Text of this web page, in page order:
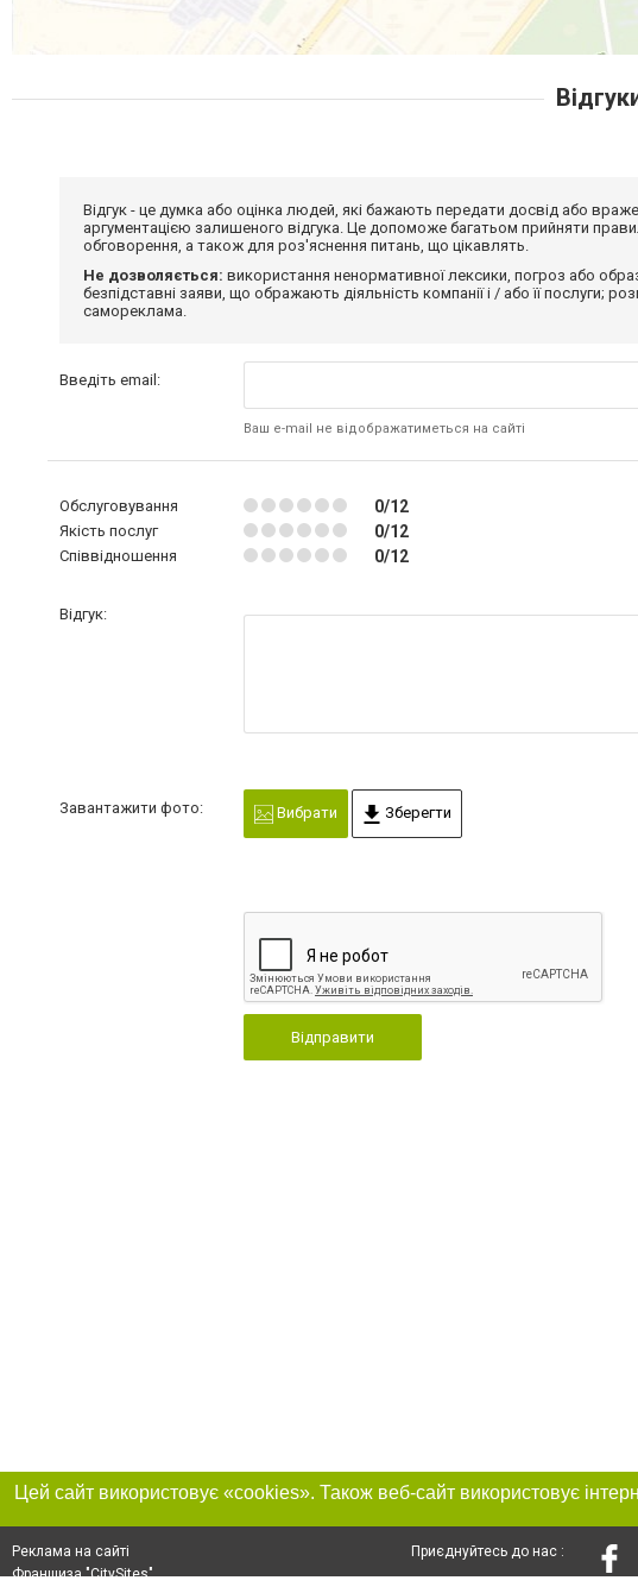
Відгук - це думка або оцінка людей, які бажають передати досвід або
аргументацією залишеного відгука. Це допоможе багатьом прийняти
обговорення, а також для роз'яснення питань, що цікавлять.
Не дозволяється: використання ненормативної лексики, погроз або
безпідставні заяви, що ображають діяльність компанії і / або її послуги;
самореклама.
Введіть email:
Ваш e-mail не відображатиметься на сайті
Обслуговування 0/12
Якість послуг 0/12
Співвідношення 0/12
Відгук:
Завантажити фото: Вибрати Зберегти
Відправити
Реклама на сайті
Франшиза "CitySites"
Приєднуйтесь до нас :